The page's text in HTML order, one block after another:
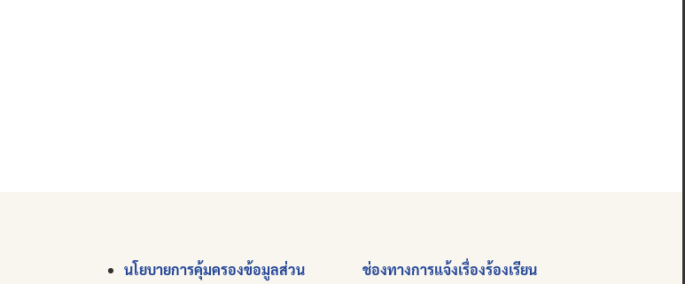
นโยบายการคุ้มครองข้อมูลส่วน
ช่องทางการแจ้งเรื่องร้องเรียน